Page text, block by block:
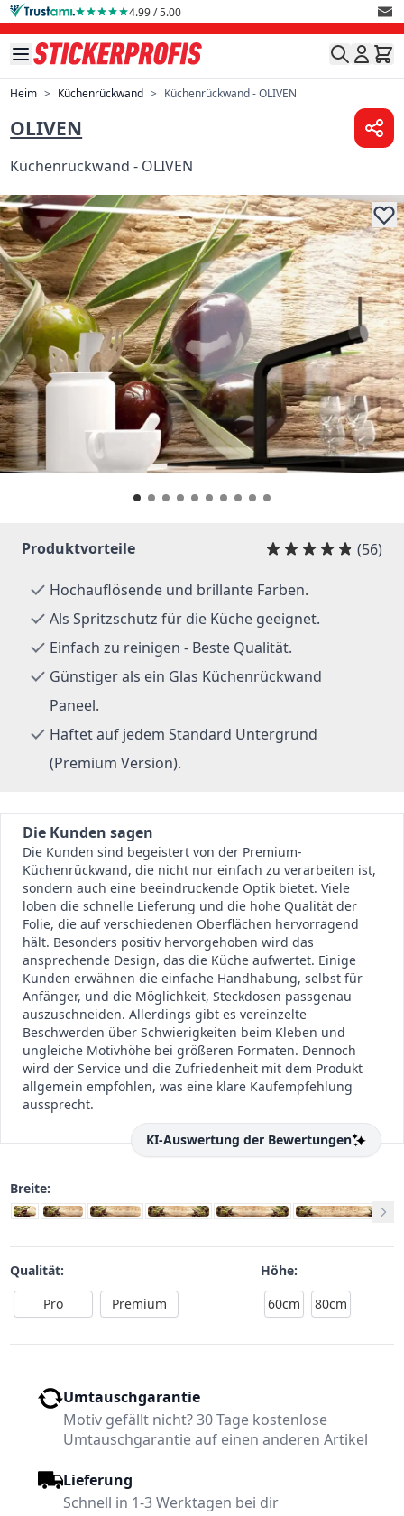
Direkt zum Inhalt 4.99 / 5.00
Heim > Küchenrückwand > Küchenrückwand - OLIVEN
OLIVEN
Küchenrückwand - OLIVEN
Produktvorteile (56)
Hochauflösende und brillante Farben.
Als Spritzschutz für die Küche geeignet.
Einfach zu reinigen - Beste Qualität.
Günstiger als ein Glas Küchenrückwand
Paneel.
Haftet auf jedem Standard Untergrund
(Premium Version).
Die Kunden sagen
Die Kunden sind begeistert von der Premium-
Küchenrückwand, die nicht nur einfach zu verarbeiten ist,
sondern auch eine beeindruckende Optik bietet. Viele
loben die schnelle Lieferung und die hohe Qualität der
Folie, die auf verschiedenen Oberflächen hervorragend
hält. Besonders positiv hervorgehoben wird das
ansprechende Design, das die Küche aufwertet. Einige
Kunden erwähnen die einfache Handhabung, selbst für
Anfänger, und die Möglichkeit, Steckdosen passgenau
auszuschneiden. Allerdings gibt es vereinzelte
Beschwerden über Schwierigkeiten beim Kleben und
ungleiche Motivhöhe bei größeren Formaten. Dennoch
wird der Service und die Zufriedenheit mit dem Produkt
allgemein empfohlen, was eine klare Kaufempfehlung
aussprecht.
KI-Auswertung der Bewertungen
Breite:
Qualität:
Pro
Premium
Höhe:
60cm
80cm
Umtauschgarantie
Motiv gefällt nicht? 30 Tage kostenlose
Umtauschgarantie auf einen anderen Artikel
Lieferung
Schnell in 1-3 Werktagen bei dir